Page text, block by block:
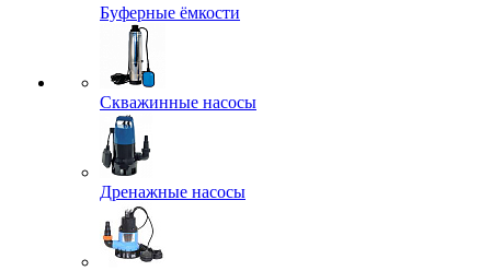
Буферные ёмкости
Скважинные насосы
Дренажные насосы